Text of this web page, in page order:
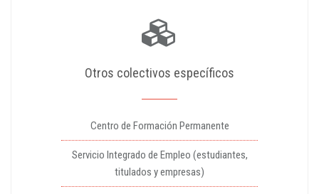
Otros colectivos específicos
Centro de Formación Permanente
Servicio Integrado de Empleo (estudiantes,
titulados y empresas)